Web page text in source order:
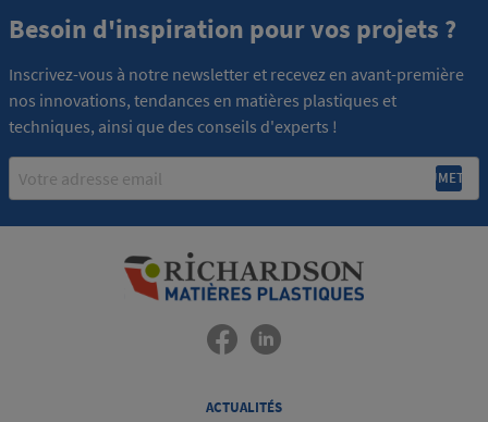
Besoin d'inspiration pour vos projets ?
Inscrivez-vous à notre newsletter et recevez en avant-première
nos innovations, tendances en matières plastiques et
techniques, ainsi que des conseils d'experts !
Email
ACTUALITÉS